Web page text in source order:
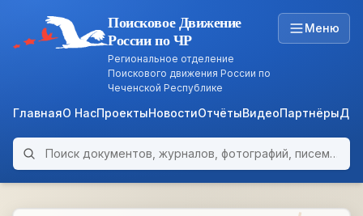
ARCHIVE
Поисковое Движение
России по ЧР
Региональное отделение
Поискового движения России по
Чеченской Республике
Меню
ГлавнаяО НасПроектыНовостиОтчётыВидеоПартнёры
Поиск по архиву